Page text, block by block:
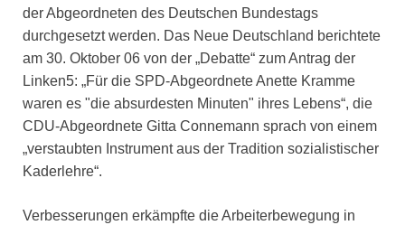
der Abgeordneten des Deutschen Bundestags
durchgesetzt werden. Das Neue Deutschland berichtete
am 30. Oktober 06 von der „Debatte“ zum Antrag der
Linken5: „Für die SPD-Abgeordnete Anette Kramme
waren es "die absurdesten Minuten" ihres Lebens“, die
CDU-Abgeordnete Gitta Connemann sprach von einem
„verstaubten Instrument aus der Tradition sozialistischer
Kaderlehre“.
Verbesserungen erkämpfte die Arbeiterbewegung in